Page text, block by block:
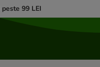
99 LEI